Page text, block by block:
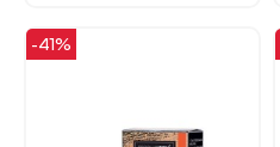
-41%